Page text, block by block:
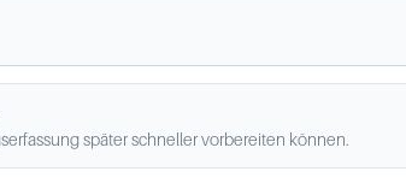
später schneller vorbereiten können.